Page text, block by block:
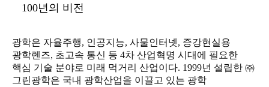
100년의 비전
광학은 자율주행, 인공지능, 사물인터넷, 증강현실용
광학렌즈, 초고속 통신 등 4차 산업혁명 시대에 필요한
핵심 기술 분야로 미래 먹거리 산업이다. 1999년 설립한 ㈜
그린광학은 국내 광학산업을 이끌고 있는 광학